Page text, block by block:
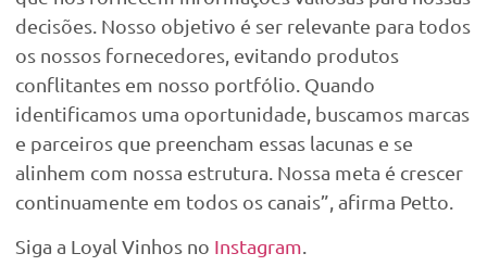
decisões. Nosso objetivo é ser relevante para todos
os nossos fornecedores, evitando produtos
conflitantes em nosso portfólio. Quando
identificamos uma oportunidade, buscamos marcas
e parceiros que preencham essas lacunas e se
alinhem com nossa estrutura. Nossa meta é crescer
continuamente em todos os canais”, afirma Petto.
Siga a Loyal Vinhos no Instagram